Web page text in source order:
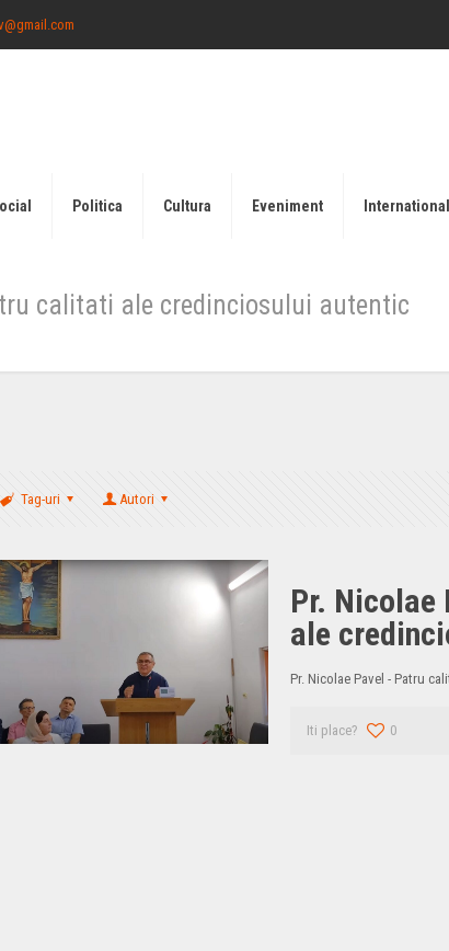
Politica Cultura Eveniment International
calitati ale credinciosului autentic
Tag-uri Autori
Pr.
ale
Pr. Nicolae Pavel - Patru
Iti place? 0